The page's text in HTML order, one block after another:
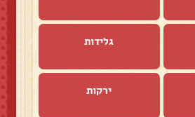
גלידות
ירקות